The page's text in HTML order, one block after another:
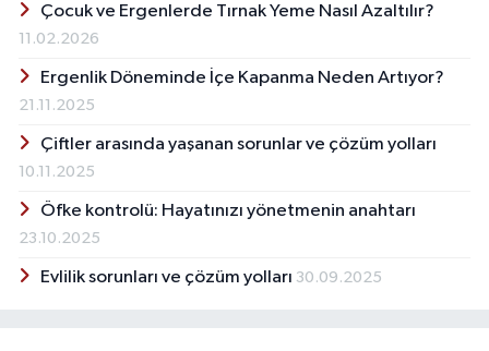
Çocuk ve Ergenlerde Tırnak Yeme Nasıl Azaltılır?
11.02.2026
Ergenlik Döneminde İçe Kapanma Neden Artıyor?
21.11.2025
Çiftler arasında yaşanan sorunlar ve çözüm yolları
10.11.2025
Öfke kontrolü: Hayatınızı yönetmenin anahtarı
23.10.2025
Evlilik sorunları ve çözüm yolları 30.09.2025